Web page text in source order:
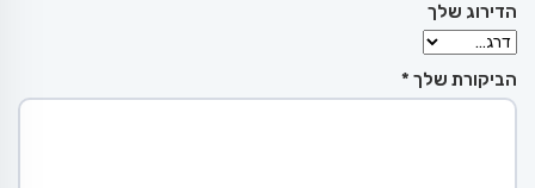
הדירוג שלך
הביקורת שלך *